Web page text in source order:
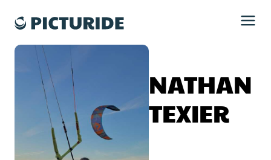
NATHAN
TEXIER